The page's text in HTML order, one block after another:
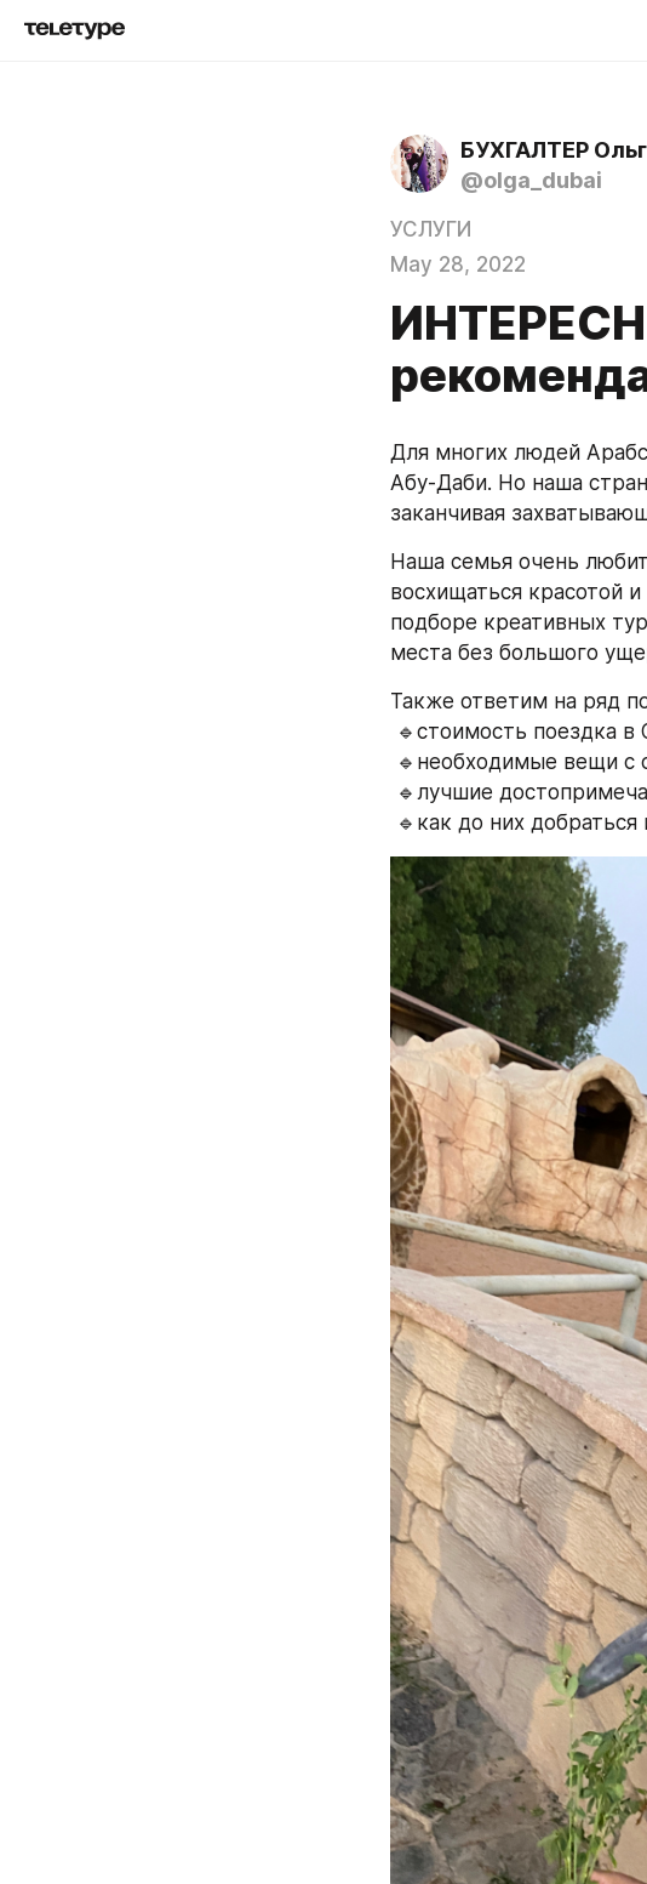
БУХГАЛТЕР
@olga_dubai
УСЛУГИ
May 28, 2022
Для многих людей
Абу-Даби. Но наша
заканчивая
Наша семья очень
восхищаться красотой
подборе креативных
места без большого
Также ответим на ряд
🔹стоимость поездка в
🔹необходимые вещи с
🔹лучшие
🔹как до них